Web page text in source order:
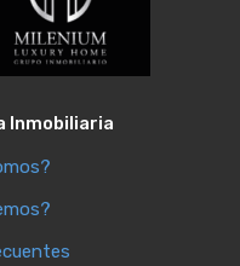
Inmobiliaria